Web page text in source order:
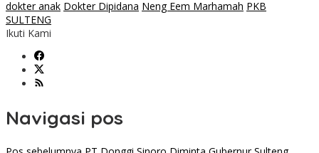
dokter anak Dokter Dipidana Neng Eem Marhamah PKB
SULTENG
Ikuti Kami
Navigasi pos